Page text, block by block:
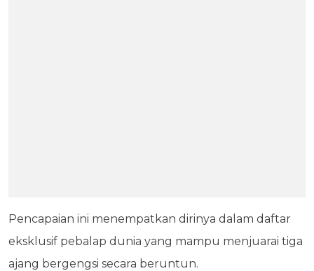
Pencapaian ini menempatkan dirinya dalam daftar
eksklusif pebalap dunia yang mampu menjuarai tiga
ajang bergengsi secara beruntun.